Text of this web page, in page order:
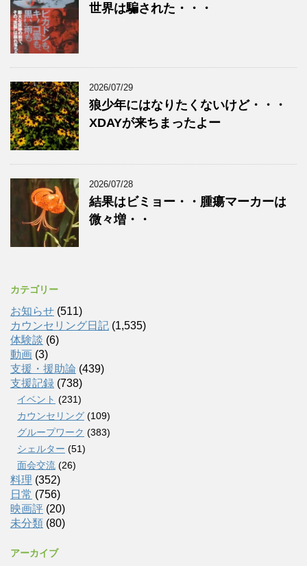
世界は騙された・・・
2026/07/29
狼少年にはなりたくないけど・・・
XDAYが来ちまったよー
2026/07/28
結果はビミョー・・腫瘍マーカーは
微々増・・
カテゴリー
お知らせ (511)
カウンセリング日記 (1,535)
体験談 (6)
動画 (3)
支援・援助論 (439)
支援記録 (738)
イベント (231)
カウンセリング (109)
グループワーク (383)
シェルター (51)
面会交流 (26)
料理 (352)
日常 (756)
映画評 (20)
未分類 (80)
アーカイブ